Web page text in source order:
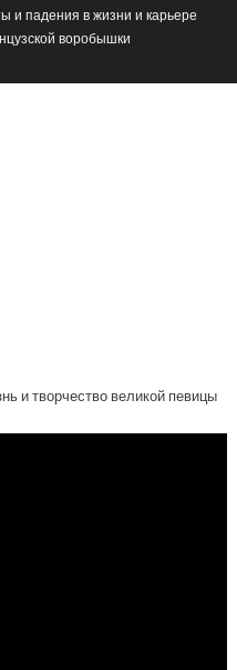
падения в жизни и карьере
воробышки